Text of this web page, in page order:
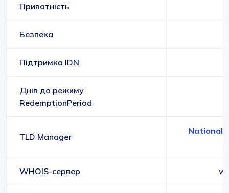
Приватність
Безпека
Підтримка IDN
Днів до режиму
RedemptionPeriod
TLD Manager
National
WHOIS-сервер